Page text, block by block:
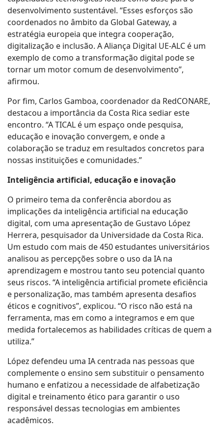
desenvolvimento sustentável. “Esses esforços são
coordenados no âmbito da Global Gateway, a
estratégia europeia que integra cooperação,
digitalização e inclusão. A Aliança Digital UE-ALC é um
exemplo de como a transformação digital pode se
tornar um motor comum de desenvolvimento”,
afirmou.
Por fim, Carlos Gamboa, coordenador da RedCONARE,
destacou a importância da Costa Rica sediar este
encontro. “A TICAL é um espaço onde pesquisa,
educação e inovação convergem, e onde a
colaboração se traduz em resultados concretos para
nossas instituições e comunidades.”
Inteligência artificial, educação e inovação
O primeiro tema da conferência abordou as
implicações da inteligência artificial na educação
digital, com uma apresentação de Gustavo López
Herrera, pesquisador da Universidade da Costa Rica.
Um estudo com mais de 450 estudantes universitários
analisou as percepções sobre o uso da IA na
aprendizagem e mostrou tanto seu potencial quanto
seus riscos. “A inteligência artificial promete eficiência
e personalização, mas também apresenta desafios
éticos e cognitivos”, explicou. “O risco não está na
ferramenta, mas em como a integramos e em que
medida fortalecemos as habilidades críticas de quem a
utiliza.”
López defendeu uma IA centrada nas pessoas que
complemente o ensino sem substituir o pensamento
humano e enfatizou a necessidade de alfabetização
digital e treinamento ético para garantir o uso
responsável dessas tecnologias em ambientes
acadêmicos.